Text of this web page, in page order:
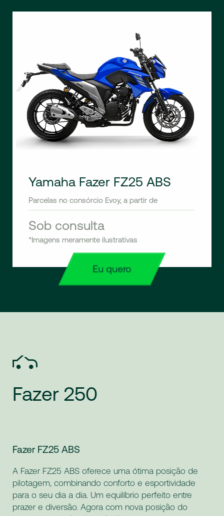
Yamaha Fazer FZ25 ABS
Parcelas no consórcio Evoy, a partir de
Sob consulta
*Imagens meramente ilustrativas
Eu quero
Fazer 250
Fazer FZ25 ABS
A Fazer FZ25 ABS oferece uma ótima posição de
pilotagem, combinando conforto e esportividade
para o seu dia a dia. Um equilíbrio perfeito entre
prazer e diversão. Agora com nova posição do